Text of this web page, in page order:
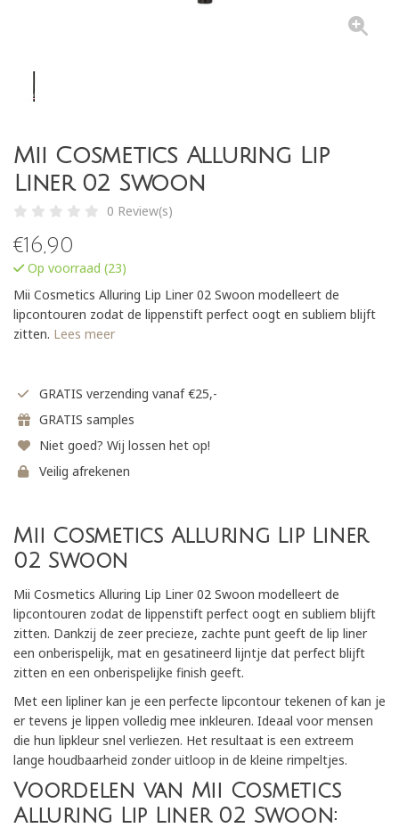
Mii Cosmetics Alluring Lip
Liner 02 Swoon
0 Review(s)
€16,90
Op voorraad (23)
Mii Cosmetics Alluring Lip Liner 02 Swoon modelleert de
lipcontouren zodat de lippenstift perfect oogt en subliem blijft
zitten. Lees meer
GRATIS verzending vanaf €25,-
GRATIS samples
Niet goed? Wij lossen het op!
Veilig afrekenen
Mii Cosmetics Alluring Lip Liner
02 Swoon
Mii Cosmetics Alluring Lip Liner 02 Swoon modelleert de
lipcontouren zodat de lippenstift perfect oogt en subliem blijft
zitten. Dankzij de zeer precieze, zachte punt geeft de lip liner
een onberispelijk, mat en gesatineerd lijntje dat perfect blijft
zitten en een onberispelijke finish geeft.
Met een lipliner kan je een perfecte lipcontour tekenen of kan je
er tevens je lippen volledig mee inkleuren. Ideaal voor mensen
die hun lipkleur snel verliezen. Het resultaat is een extreem
lange houdbaarheid zonder uitloop in de kleine rimpeltjes.
Voordelen van Mii Cosmetics
Alluring Lip Liner 02 Swoon: